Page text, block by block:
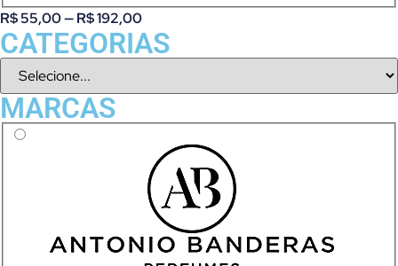
R$55,00—R$192,00
CATEGORIAS
MARCAS